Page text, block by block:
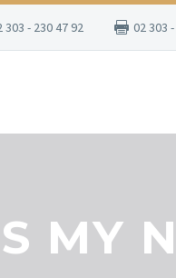
303 - 230 47 92 02 303
MY